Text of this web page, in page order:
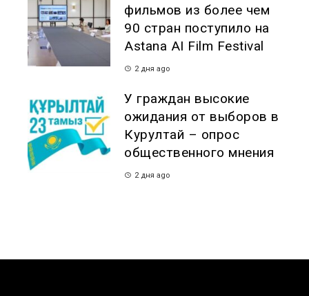
фильмов из более чем
90 стран поступило на
Astana AI Film Festival
2 дня ago
У граждан высокие
ожидания от выборов в
Курултай – опрос
общественного мнения
2 дня ago